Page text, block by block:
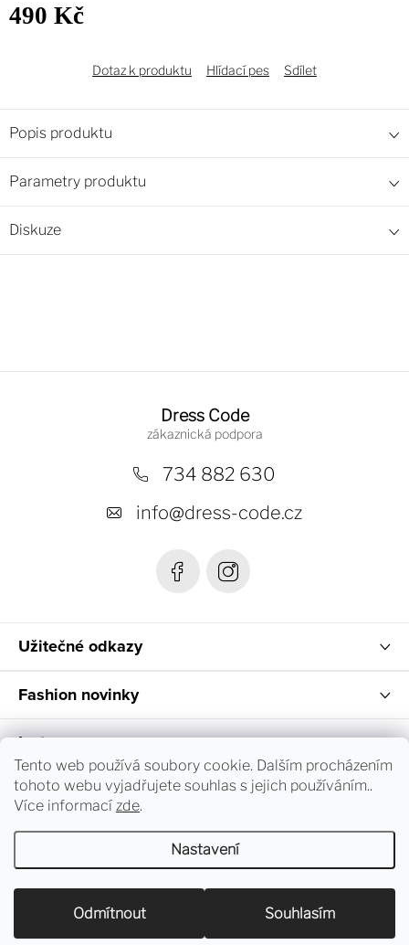
Tento web používá soubory cookie. Dalším procházením
tohoto webu vyjadřujete souhlas s jejich používáním..
Více informací zde.
Nastavení
Odmítnout Souhlasím
490 Kč
Dotaz k produktu
Hlídací pes Sdílet
Popis produktu
Parametry produktu
Diskuze
Dress Code
734 882 630
info@dress-code.cz
Užitečné odkazy
Fashion novinky
Instagram
Sledování objednávky a vrácení zboží
Copyright 2026dress-code.cz. Všechna práva vyhrazena.
Upravit nastavení cookies